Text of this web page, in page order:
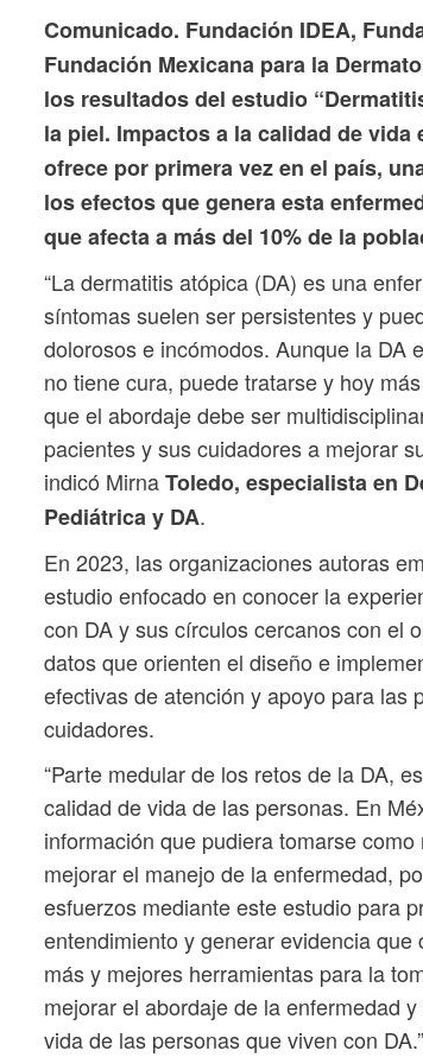
Comunicado. Fundación IDEA,
Fundación Mexicana para la
los resultados del estudio
la piel. Impactos a la calidad de vida
ofrece por primera vez en el país,
los efectos que genera esta
que afecta a más del 10% de la
“La dermatitis atópica (DA) es una
síntomas suelen ser persistentes y
dolorosos e incómodos. Aunque la DA
no tiene cura, puede tratarse y hoy
que el abordaje debe ser
pacientes y sus cuidadores a mejorar
indicó MirnaToledo, especialista en
Pediátrica y DA.
En 2023, las organizaciones autoras
estudio enfocado en conocer la
con DA y sus círculos cercanos con el
datos que orienten el diseño e
efectivas de atención y apoyo para las
cuidadores.
“Parte medular de los retos de la DA,
calidad de vida de las personas. En
información que pudiera tomarse
mejorar el manejo de la enfermedad,
esfuerzos mediante este estudio para
entendimiento y generar evidencia que
más y mejores herramientas para la
mejorar el abordaje de la enfermedad
vida de las personas que viven con